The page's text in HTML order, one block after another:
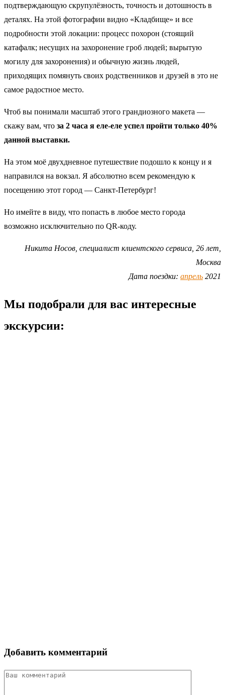
подтверждающую скрупулёзность, точность и дотошность в
деталях. На этой фотографии видно «Кладбище» и все
подробности этой локации: процесс похорон (стоящий
катафалк; несущих на захоронение гроб людей; вырытую
могилу для захоронения) и обычную жизнь людей,
приходящих помянуть своих родственников и друзей в это не
самое радостное место.
Чтоб вы понимали масштаб этого грандиозного макета —
скажу вам, что за 2 часа я еле-еле успел пройти только 40%
данной выставки.
На этом моё двухдневное путешествие подошло к концу и я
направился на вокзал. Я абсолютно всем рекомендую к
посещению этот город — Санкт-Петербург!
Но имейте в виду, что попасть в любое место города
возможно исключительно по QR-коду.
Никита Носов, специалист клиентского сервиса, 26 лет,
Москва
Дата поездки: апрель 2021
Мы подобрали для вас интересные
экскурсии:
Добавить комментарий